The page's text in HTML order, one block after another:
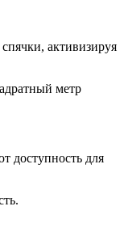
активизируя
метр
доступность для